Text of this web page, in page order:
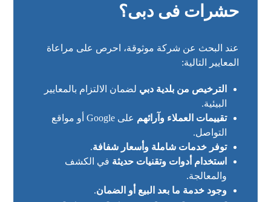
حشرات فى دبى؟
عند البحث عن شركة موثوقة، احرص على مراعاة
المعايير التالية:
الترخيص من بلدية دبي لضمان الالتزام بالمعايير
البيئية.
تقييمات العملاء وآرائهم
على Google أو مواقع
التواصل.
توفر خدمات شاملة وأسعار شفافة.
استخدام أدوات وتقنيات حديثة في الكشف
والمعالجة.
وجود خدمة ما بعد البيع أو الضمان.